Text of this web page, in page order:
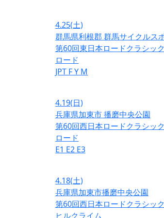
4.25(土)
群馬県利根郡 群馬サイクルス
第60回東日本ロードクラシッ
ロード
JPT FY M
4.19(日)
兵庫県加東市 播磨中央公園
第60回西日本ロードクラシッ
ロード
E1 E2 E3
4.18(土)
兵庫県加東市播磨中央公園
第60回西日本ロードクラシッ
ヒルクライム